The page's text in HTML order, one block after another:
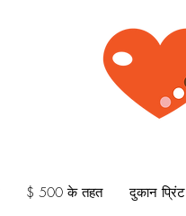
$ 500 के तहत दुकान प्रिंट